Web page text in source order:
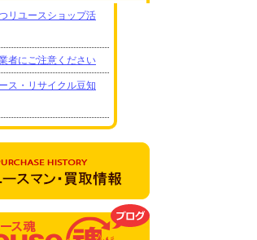
リユースショップ活
者にご注意ください
ス・リサイクル豆知